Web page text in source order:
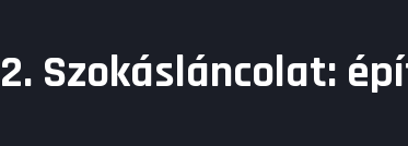
2. Szokásláncolat: